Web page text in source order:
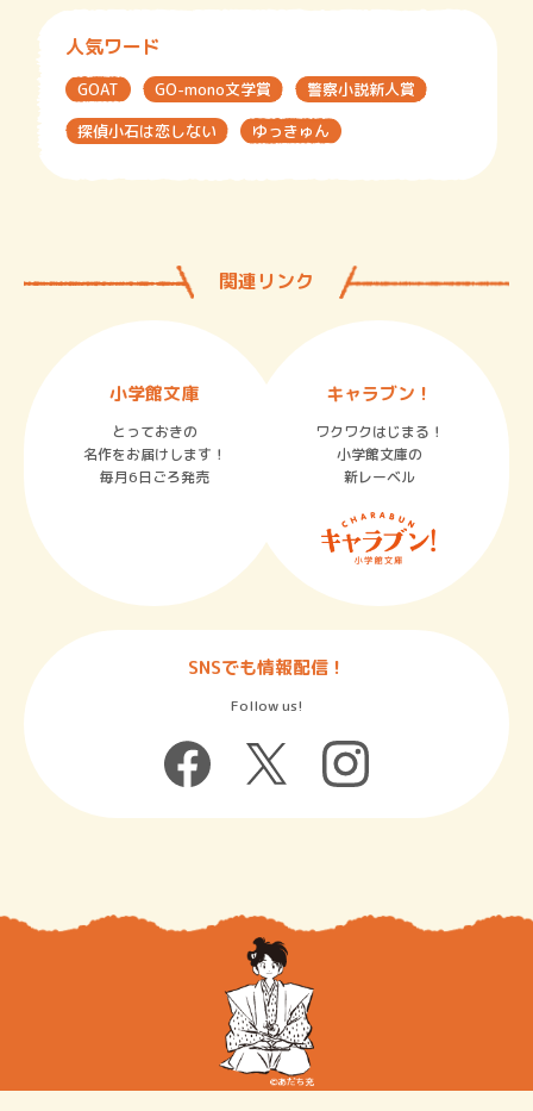
人気ワード
GOAT GO-mono文学賞
警察小説新人賞
探偵小石は恋しない
ゆっきゅん
関連リンク
小学館文庫
とっておきの
名作をお届けします！
毎月6日ごろ発売
キャラブン！
ワクワクはじまる！
小学館文庫の
新レーベル
SNSでも情報配信！
Follow us!